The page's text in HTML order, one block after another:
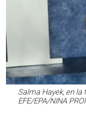
Salma Hayek, en la
EFE/EPA/NINA